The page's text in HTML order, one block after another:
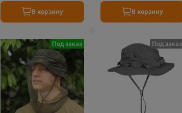
В корзину В корзину
Под заказ Под заказ